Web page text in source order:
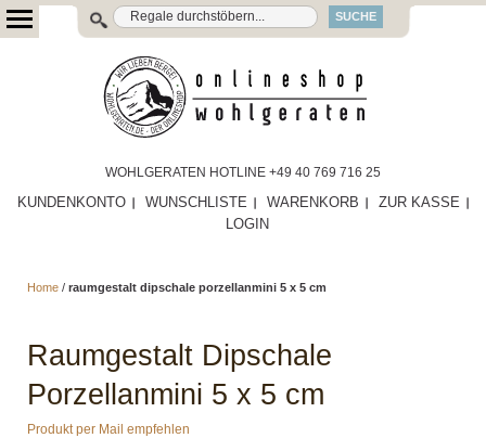
SUCHE
WOHLGERATEN HOTLINE +49 40 769 716 25
KUNDENKONTO WUNSCHLISTE WARENKORB
ZUR KASSE
LOGIN
Home / raumgestalt dipschale porzellanmini 5 x 5 cm
Raumgestalt Dipschale
Porzellanmini 5 x 5 cm
Produkt per Mail empfehlen